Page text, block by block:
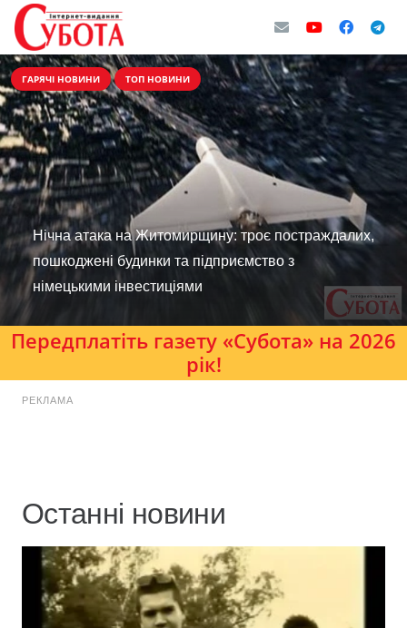
ГАРЯЧІ НОВИНИ ТОП НОВИНИ
Нічна атака на Житомирщину: троє постраждалих,
пошкоджені будинки та підприємство з
німецькими інвестиціями
Передплатіть газету «Субота» на 2026
рік!
РЕКЛАМА
Останні новини